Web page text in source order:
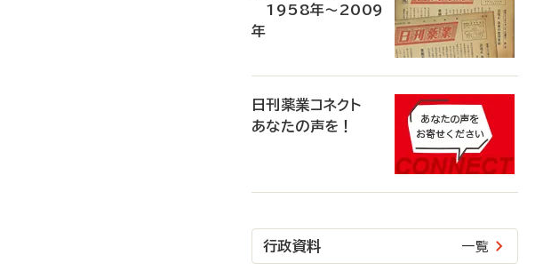
1958年～2009
年
日刊薬業コネクト
あなたの声を！
行政資料 一覧